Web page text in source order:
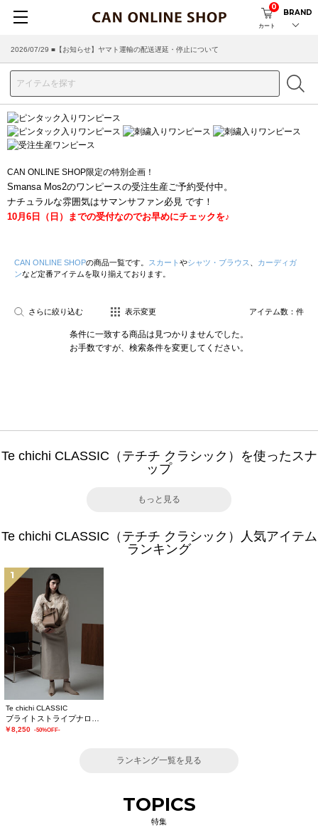
カート
0
BRAND
2026/07/29 ■【お知らせ】ヤマト運輸の配送遅延・停止について
CAN ONLINE SHOP限定の特別企画！
Smansa Mos2のワンピースの受注生産ご予約受付中。
ナチュラルな雰囲気はサマンサファン必見 です！
10月6日（日）までの受付なのでお早めにチェックを♪
CAN ONLINE SHOPの商品一覧です。 スカート やシャツ・ブラウス
カーディガ
ンなど定番アイテムを取り揃えております。
さらに絞り込む 表示変更 アイテム数： 件
条件に一致する商品は見つかりませんでした。
お手数ですが、検索条件を変更してください。
Te chichi CLASSIC（テチチ クラシック）を使ったスナ
ップ
もっと見る
Te chichi CLASSIC（テチチ クラシック）人気アイテム
ランキング
1
Te chichi CLASSIC
￥8,250 -50%OFF-
ランキング一覧を見る
TOPICS
特集